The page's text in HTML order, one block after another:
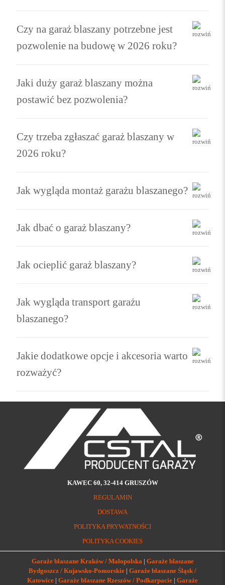
Czy na garaż blaszany potrzebne jest
pozwolenie na budowę w 2026 roku?
Jaki duży garaż blaszany można
postawić bez pozwolenia?
Czy trzeba zgłaszać garaż blaszany w
2026 roku?
Jak wygląda montaż garażu blaszanego?
Jak dbać o garaż blaszany?
Jak ocieplić garaż blaszany?
Jak wygląda transport garażu
blaszanego?
Jakie dodatkowe opcje i akcesoria warto
rozważyć?
KAWEC 60, 32-414 GRUSZÓW
REGULAMIN
DOSTAWA
POLITYKA PRYWATNOŚCI
POLITYKA COOKIES
Garaże blaszane Kraków / Małopolska | Garaże blaszane
Bydgoszcz / Kujawsko-Pomorskie | Garaże blaszane Śląsk /
Katowice | Garaże blaszane Rzeszów / Podkarpacie | Garaże